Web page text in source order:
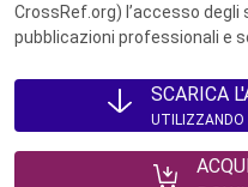
CrossRef.org) l’accesso
pubblicazioni professionali e
SCARICA
UTILIZZANDO